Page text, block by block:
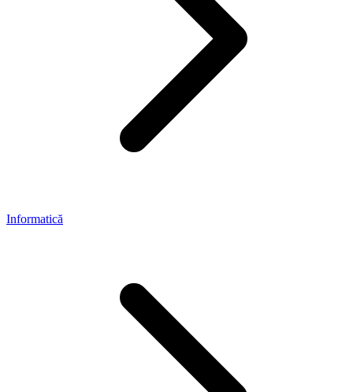
Informatică